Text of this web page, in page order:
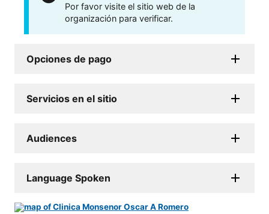
Por favor visite el sitio web de la
organización para verificar.
Opciones de pago
Servicios en el sitio
Audiences
Language Spoken